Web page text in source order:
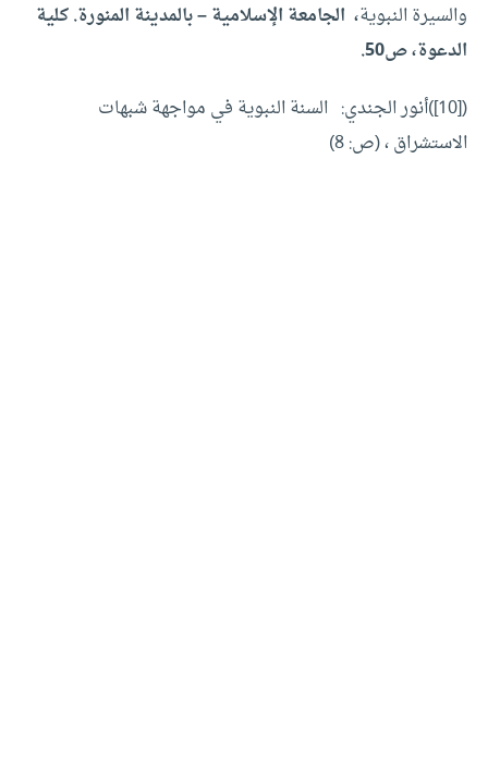
والسيرة النبوية، الجامعة الإسلامية – بالمدينة المنورة. كلية
الدعوة، ص50.
([10])أنور الجندي: السنة النبوية في مواجهة شبهات
الاستشراق ، (ص: 8)